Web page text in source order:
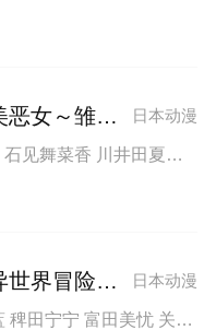
日本动漫
虽然我不是完美恶女～雏宫蝶鼠替换传～
梅原裕一郎 古川慎 石见舞菜香 川井田夏海 菱川花菜 尼克莱·法拉赫娜兹
日本动漫
骸骨骑士大人异世界冒险中Ⅱ
前野智昭 菲鲁兹·蓝 稗田宁宁 富田美忧 关俊彦 小野贤章 上田瞳 诹访部顺一 赤羽根健治 四宫豪 江口拓也 大久保瑠美 鸟海浩辅 皆口裕子 竹内良太 大西沙织 山根绮 逢田梨香子 河西健吾 白石稔 石田彰